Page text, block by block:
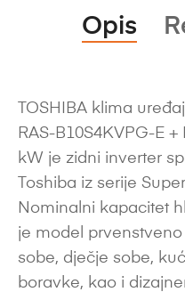
Opis
TOSHIBA klima
RAS-B10S4KVPG-E
kW je zidni inverter
Toshiba iz serije
Nominalni kapacitet
je model
sobe, dječje sobe,
boravke, kao i